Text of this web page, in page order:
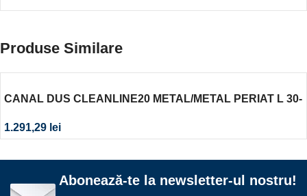
Produse Similare
CANAL DUS CLEANLINE20 METAL/METAL PERIAT L 30-
1.291,29 lei
Abonează-te la newsletter-ul nostru!